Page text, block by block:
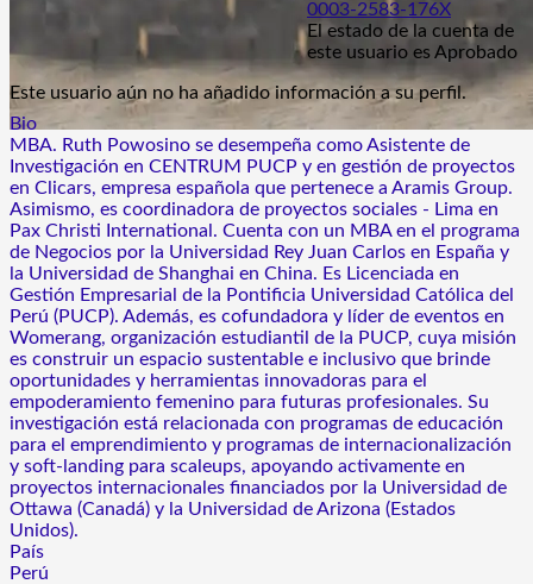
0003-2583-176X
El estado de la cuenta de
este usuario es Aprobado
Este usuario aún no ha añadido información a su perfil.
Bio
MBA. Ruth Powosino se desempeña como Asistente de
Investigación en CENTRUM PUCP y en gestión de proyectos
en Clicars, empresa española que pertenece a Aramis Group.
Asimismo, es coordinadora de proyectos sociales - Lima en
Pax Christi International. Cuenta con un MBA en el programa
de Negocios por la Universidad Rey Juan Carlos en España y
la Universidad de Shanghai en China. Es Licenciada en
Gestión Empresarial de la Pontificia Universidad Católica del
Perú (PUCP). Además, es cofundadora y líder de eventos en
Womerang, organización estudiantil de la PUCP, cuya misión
es construir un espacio sustentable e inclusivo que brinde
oportunidades y herramientas innovadoras para el
empoderamiento femenino para futuras profesionales. Su
investigación está relacionada con programas de educación
para el emprendimiento y programas de internacionalización
y soft-landing para scaleups, apoyando activamente en
proyectos internacionales financiados por la Universidad de
Ottawa (Canadá) y la Universidad de Arizona (Estados
Unidos).
País
Perú